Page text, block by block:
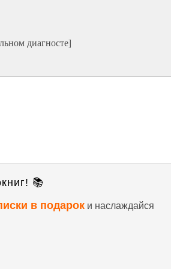
диагносте]
📚
в подарок и наслаждайся